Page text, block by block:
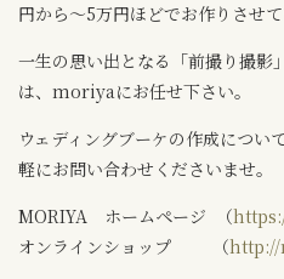
円から～5万円ほどでお作りさせて
一生の思い出となる「前撮り撮影
は、moriyaにお任せ下さい。
ウェディングブーケの作成につい
軽にお問い合わせくださいませ。
MORIYA ホームページ （
オンラインショップ （